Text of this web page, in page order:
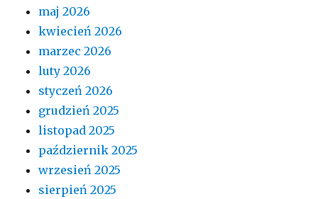
maj 2026
kwiecień 2026
marzec 2026
luty 2026
styczeń 2026
grudzień 2025
listopad 2025
październik 2025
wrzesień 2025
sierpień 2025